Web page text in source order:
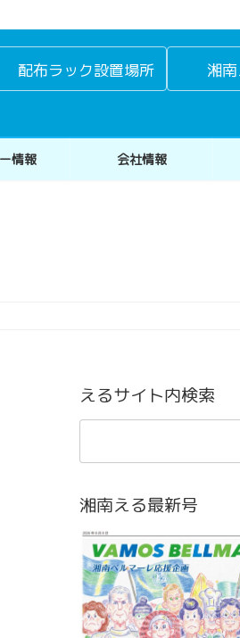
配布ラック設置場所 湘
情報 会社情報
えるサイト内検索
湘南える最新号